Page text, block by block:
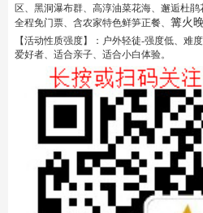
区、黑洞瀑布群、高淳油菜花海、邂逅杜鹃
全程免门票、含农家特色鲜笋正餐、 篝火
【活动性质强度】：户外轻徒-强度低、难
爱好者、适合亲子、适合小白体验。